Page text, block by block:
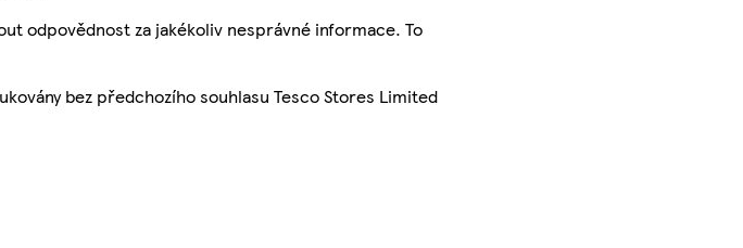
odpovědnost za jakékoliv nesprávné informace. To
bez předchozího souhlasu Tesco Stores Limited